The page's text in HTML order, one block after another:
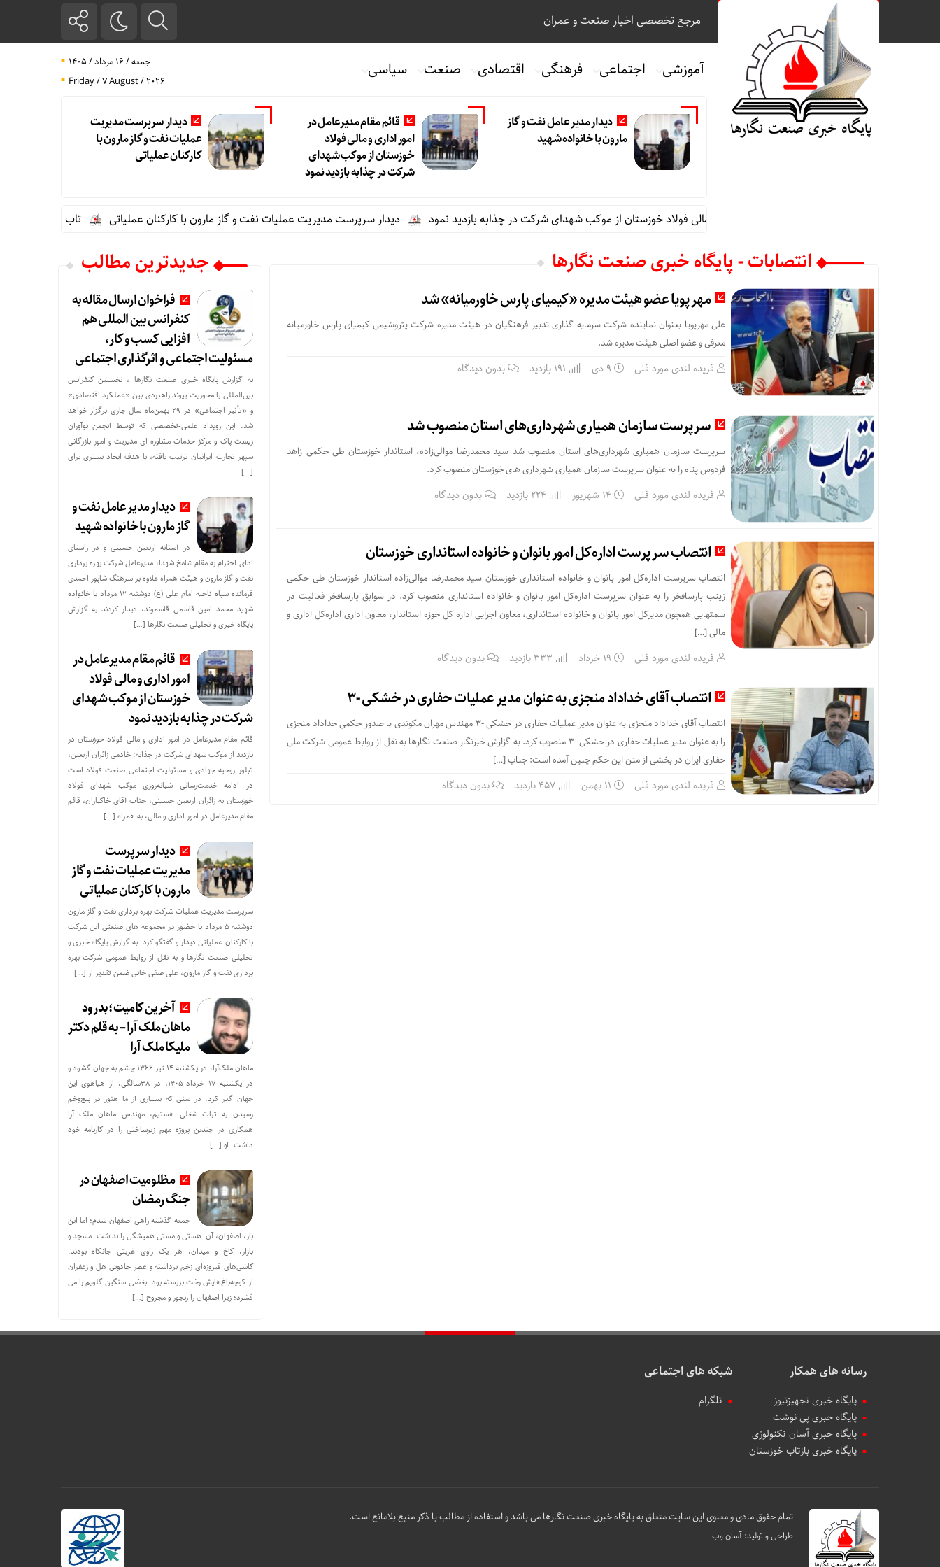
مرجع تخصصی اخبار صنعت و عمران
آموزشی اجتماعی فرهنگی اقتصادی صنعت سیاسی
جمعه / ۱۶ مرداد / ۱۴۰۵
Friday / 7 August / 2026
دیدار مدیر عامل نفت و گاز
مارون با خانواده شهید
قائم مقام مدیرعامل در
امور اداری و مالی فولاد
خوزستان از موکب شهدای
شرکت در چذابه بازدید نمود
دیدار سرپرست مدیریت
عملیات نفت و گاز مارون با
کارکنان عملیاتی
قائم مقام مدیرعامل در امور اداری و مالی فولاد خوزستان از موکب شهدای شرکت در چذابه بازدید نمود دیدار سرپرست مدیریت عملیات نفت و گاز مارون با کارکنان عملیاتی تاب آوری، وجه تمایز
انتصابات - پایگاه خبری صنعت نگارها
مهرپویا عضو هیئت مدیره «کیمیای پارس خاورمیانه» شد
علی مهرپویا بعنوان نماینده شرکت سرمایه گذاری تدبیر فرهنگیان در هیئت مدیره شرکت ⁧‫پتروشیمی‬⁩ کیمیای پارس خاورمیانه
معرفی و عضو اصلی هیئت مدیره شد.
فریده لندی مورد فلی ۹ دی بدون دیدگاه
سرپرست سازمان همیاری شهرداری‌های استان منصوب شد
سرپرست سازمان همیاری شهرداری‌های استان منصوب شد سید محمدرضا موالی‌زاده، استاندار خوزستان طی حکمی زاهد
فردوس پناه را به عنوان سرپرست سازمان همیاری شهرداری های خوزستان منصوب کرد.
فریده لندی مورد فلی ۱۴ شهریور بدون دیدگاه
انتصاب سرپرست اداره‌کل امور بانوان و خانواده استانداری خوزستان
انتصاب سرپرست اداره‌کل امور بانوان و خانواده استانداری خوزستان سید محمدرضا موالی‌زاده استاندار خوزستان طی حکمی
زینب پارسافخر را به عنوان سرپرست اداره‌کل امور بانوان و خانواده استانداری منصوب کرد. در سوابق پارسافخر فعالیت در
سمتهایی همچون مدیرکل امور بانوان و خانواده استانداری، معاون اجرایی اداره کل حوزه استاندار، معاون اداری اداره‌کل اداری و
مالی […]
فریده لندی مورد فلی ۱۹ خرداد بدون دیدگاه
انتصاب آقای خداداد منجزی به عنوان مدیر عملیات حفاری در خشکی -۳
انتصاب آقای خداداد منجزی به عنوان مدیر عملیات حفاری در خشکی -۳ مهندس مهران مکوندی با صدور حکمی خداداد منجزی
را به عنوان مدیر عملیات حفاری در خشکی -۳ منصوب کرد. به گزارش خبرنگار صنعت نگارها به نقل از روابط عمومی شرکت ملی
حفاری ایران در بخشی از متن این حکم چنین آمده است: جناب […]
فریده لندی مورد فلی ۱۱ بهمن بدون دیدگاه
جدیدترین مطالب
فراخوان ارسال مقاله به
کنفرانس بین المللی هم
افزایی کسب و کار،
مسئولیت اجتماعی و اثرگذاری اجتماعی
به گزارش پایگاه خبری صنعت نگارها ، نخستین کنفرانس
بین‌المللی با محوریت پیوند راهبردی بین «عملکرد اقتصادی»
و «تأثیر اجتماعی» در ۲۹ بهمن‌ماه سال جاری برگزار خواهد
شد. این رویداد علمی-تخصصی که توسط انجمن نوآوران
زیست پاک و مرکز خدمات مشاوره ای مدیریت و امور بازرگانی
سپهر تجارت ایرانیان ترتیب یافته، با هدف ایجاد بستری برای
[…]
دیدار مدیر عامل نفت و
گاز مارون با خانواده شهید
در آستانه اربعین حسینی و در راستای
ادای احترام به مقام شامخ شهدا، مدیرعامل شرکت بهره برداری
نفت و گاز مارون و هیئت همراه علاوه بر سرهنگ شاپور احمدی
فرمانده سپاه ناحیه امام علی (ع) دوشنبه ۱۲ مرداد با خانواده
شهید محمد امین قاسمی قاسموند، دیدار کردند به گزارش
پایگاه خبری و تحلیلی صنعت نگارها […]
قائم مقام مدیرعامل در
امور اداری و مالی فولاد
خوزستان از موکب شهدای
شرکت در چذابه بازدید نمود
قائم مقام مدیرعامل در امور اداری و مالی فولاد خوزستان در
بازدید از موکب شهدای شرکت در چذابه: خادمی زائران اربعین،
تبلور روحیه جهادی و مسئولیت اجتماعی صنعت فولاد است
در ادامه خدمت‌رسانی شبانه‌روزی موکب شهدای فولاد
خوزستان به زائران اربعین حسینی، جناب آقای خاکبازان، قائم
مقام مدیرعامل در امور اداری و مالی، به همراه […]
دیدار سرپرست
مدیریت عملیات نفت و گاز
مارون با کارکنان عملیاتی
سرپرست مدیریت عملیات شرکت بهره برداری نفت و گاز مارون
دوشنبه ۵ مرداد با حضور در مجموعه های صنعتی این شرکت
با کارکنان عملیاتی دیدار و گفتگو کرد. به گزارش پایگاه خبری و
تحلیلی صنعت نگارها و به نقل از روابط عمومی شرکت بهره
برداری نفت و گاز مارون، علی صفی خانی ضمن تقدیر از […]
آخرین کامیت؛بدرود
ماهان ملک آرا – به قلم دکتر
ملیکا ملک آرا
ماهان ملک‌آرا، در یکشنبه ۱۴ تیر ۱۳۶۶ چشم به جهان گشود و
در یکشنبه ۱۷ خرداد ۱۴۰۵، در ۳۸سالگی، از هیاهوی این
جهان گذر کرد. در سنی که بسیاری از ما هنوز در پیچ‌وخم
رسیدن به ثبات شغلی هستیم، مهندس ماهان ملک آرا
همکاری در چندین پروژه مهم زیرساختی را در کارنامه خود
داشت. او […]
مظلومیت اصفهان در
جنگ رمضان
جمعه گذشته راهی اصفهان شدم؛ اما این
بار، اصفهان، آن هستی و مستی همیشگی را نداشت. مسجد و
بازار، کاخ و میدان، هر یک راوی غربتی جانکاه بودند.
کاشی‌های فیروزه‌ای زخم برداشته و عطر جادویی هل و زعفران
از کوچه‌باغ‌هایش رخت بربسته بود. بغضی سنگین گلویم را می
فشرد؛ زیرا اصفهان را رنجور و مجروح […]
رسانه های همکار
پایگاه خبری تجهیزنیوز
پایگاه خبری پی نوشت
پایگاه خبری آسان تکنولوژی
پایگاه خبری بازتاب خوزستان
شبکه های اجتماعی
تلگرام
تمام حقوق مادی و معنوی این سایت متعلق به پایگاه خبری صنعت نگارها می باشد و استفاده از مطالب با ذکر منبع بلامانع است.
طراحی و تولید:آسان وب